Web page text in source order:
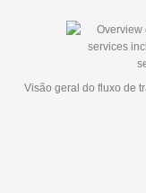
Visão geral do fluxo de